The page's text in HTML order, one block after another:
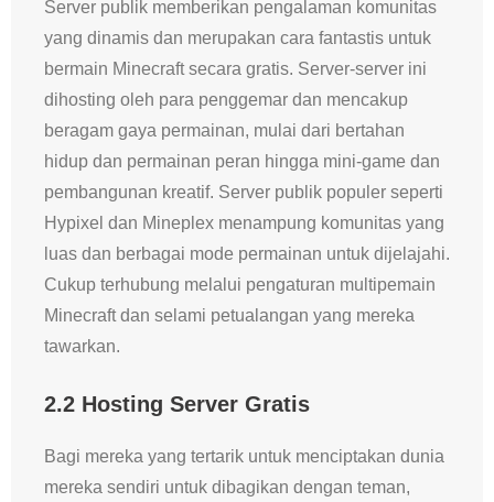
Server publik memberikan pengalaman komunitas
yang dinamis dan merupakan cara fantastis untuk
bermain Minecraft secara gratis. Server-server ini
dihosting oleh para penggemar dan mencakup
beragam gaya permainan, mulai dari bertahan
hidup dan permainan peran hingga mini-game dan
pembangunan kreatif. Server publik populer seperti
Hypixel dan Mineplex menampung komunitas yang
luas dan berbagai mode permainan untuk dijelajahi.
Cukup terhubung melalui pengaturan multipemain
Minecraft dan selami petualangan yang mereka
tawarkan.
2.2 Hosting Server Gratis
Bagi mereka yang tertarik untuk menciptakan dunia
mereka sendiri untuk dibagikan dengan teman,